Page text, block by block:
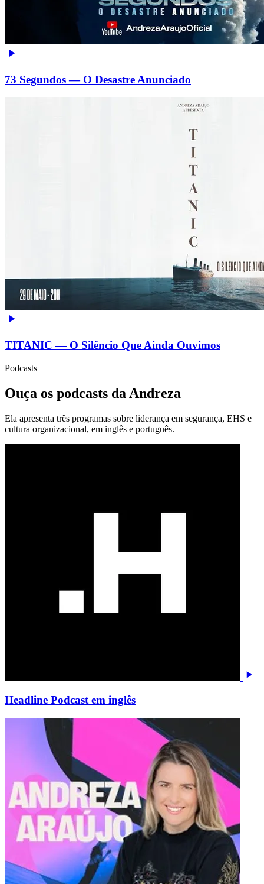
73 Segundos — O Desastre Anunciado
TITANIC — O Silêncio Que Ainda Ouvimos
Podcasts
Ouça os podcasts da Andreza
Ela apresenta três programas sobre liderança em segurança, EHS e
cultura organizacional, em inglês e português.
Headline Podcast em inglês